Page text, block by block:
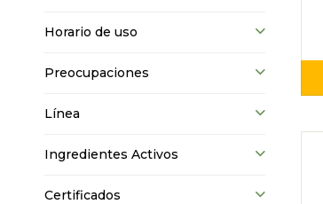
Horario de uso
Preocupaciones
Línea
Ingredientes Activos
Certificados